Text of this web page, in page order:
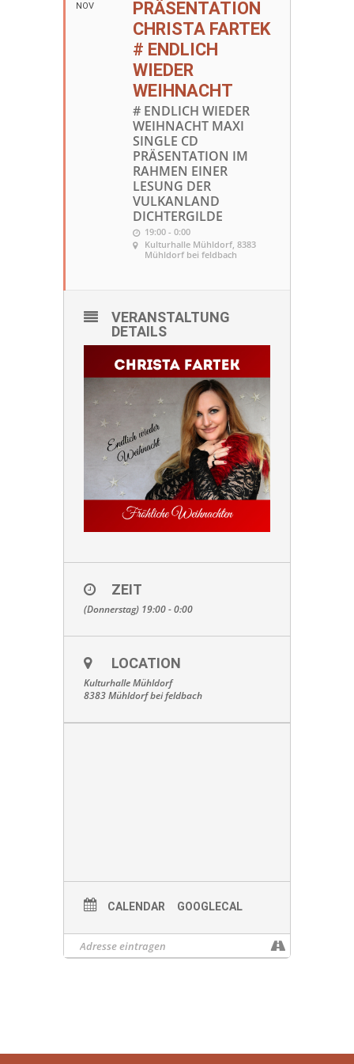
NOV
PRÄSENTATION
CHRISTA FARTEK
# ENDLICH
WIEDER
WEIHNACHT
# ENDLICH WIEDER
WEIHNACHT MAXI
SINGLE CD
PRÄSENTATION IM
RAHMEN EINER
LESUNG DER
VULKANLAND
DICHTERGILDE
19:00 - 0:00
Kulturhalle Mühldorf, 8383
Mühldorf bei feldbach
VERANSTALTUNG
DETAILS
ZEIT
(Donnerstag) 19:00 - 0:00
LOCATION
Kulturhalle Mühldorf
8383 Mühldorf bei feldbach
CALENDAR GOOGLECAL